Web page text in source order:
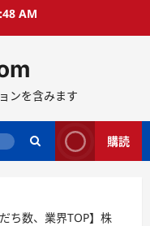
AM
ンを含みます
購読
ち数、業界TOP】株